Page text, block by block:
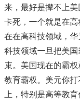
来，最好是撵不上
卡死，一个就是在
在在高科技领域，
科技领域一旦把美
束。美国现在的霸
教育霸权。美元你
上，特别是高等教